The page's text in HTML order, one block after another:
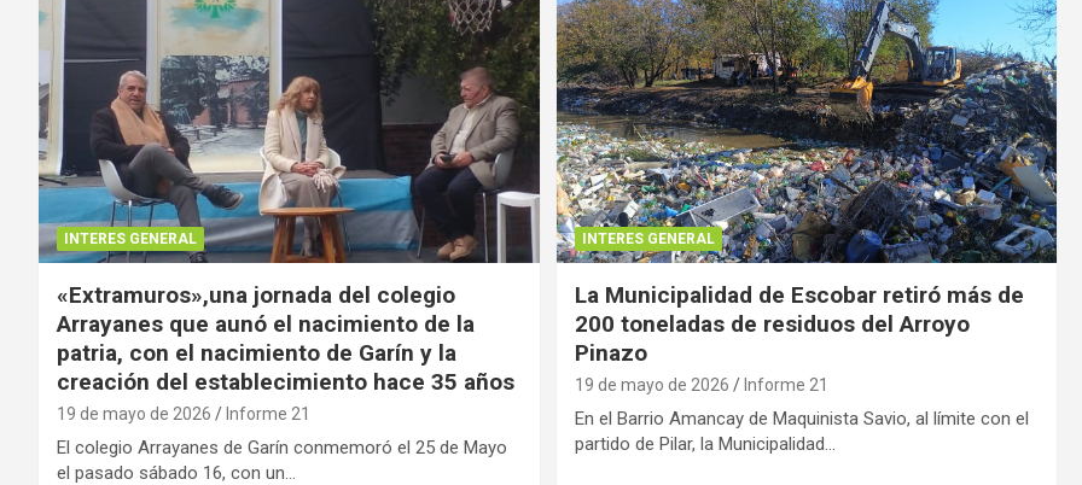
INTERES GENERAL
«Extramuros»,una jornada del colegio
Arrayanes que aunó el nacimiento de la
patria, con el nacimiento de Garín y la
creación del establecimiento hace 35 años
19 de mayo de 2026 Informe 21
El colegio Arrayanes de Garín conmemoró el 25 de Mayo
el pasado sábado 16, con un…
INTERES GENERAL
La Municipalidad de Escobar retiró más de
200 toneladas de residuos del Arroyo
Pinazo
19 de mayo de 2026 Informe 21
En el Barrio Amancay de Maquinista Savio, al límite con el
partido de Pilar, la Municipalidad…